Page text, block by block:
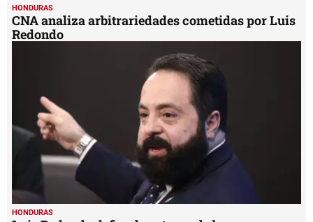
HONDURAS
CNA analiza arbitrariedades cometidas por Luis
Redondo
HONDURAS